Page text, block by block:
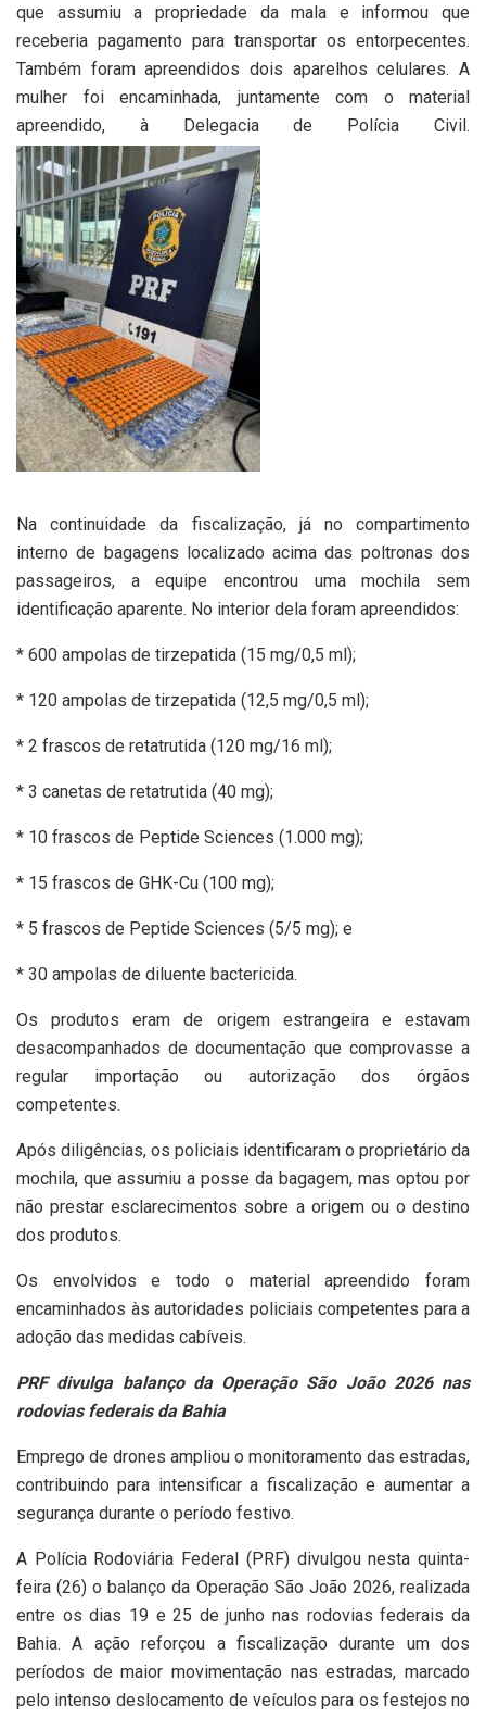
que assumiu a propriedade da mala e informou que
receberia pagamento para transportar os entorpecentes.
Também foram apreendidos dois aparelhos celulares. A
mulher foi encaminhada, juntamente com o material
apreendido, à Delegacia de Polícia Civil.
Na continuidade da fiscalização, já no compartimento
interno de bagagens localizado acima das poltronas dos
passageiros, a equipe encontrou uma mochila sem
identificação aparente. No interior dela foram apreendidos:
* 600 ampolas de tirzepatida (15 mg/0,5 ml);
* 120 ampolas de tirzepatida (12,5 mg/0,5 ml);
* 2 frascos de retatrutida (120 mg/16 ml);
* 3 canetas de retatrutida (40 mg);
* 10 frascos de Peptide Sciences (1.000 mg);
* 15 frascos de GHK-Cu (100 mg);
* 5 frascos de Peptide Sciences (5/5 mg); e
* 30 ampolas de diluente bactericida.
Os produtos eram de origem estrangeira e estavam
desacompanhados de documentação que comprovasse a
regular importação ou autorização dos órgãos
competentes.
Após diligências, os policiais identificaram o proprietário da
mochila, que assumiu a posse da bagagem, mas optou por
não prestar esclarecimentos sobre a origem ou o destino
dos produtos.
Os envolvidos e todo o material apreendido foram
encaminhados às autoridades policiais competentes para a
adoção das medidas cabíveis.
PRF divulga balanço da Operação São João 2026 nas
rodovias federais da Bahia
Emprego de drones ampliou o monitoramento das estradas,
contribuindo para intensificar a fiscalização e aumentar a
segurança durante o período festivo.
A Polícia Rodoviária Federal (PRF) divulgou nesta quinta-
feira (26) o balanço da Operação São João 2026, realizada
entre os dias 19 e 25 de junho nas rodovias federais da
Bahia. A ação reforçou a fiscalização durante um dos
períodos de maior movimentação nas estradas, marcado
pelo intenso deslocamento de veículos para os festejos no